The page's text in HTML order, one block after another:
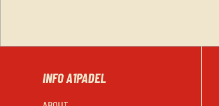
INFO A1PADEL